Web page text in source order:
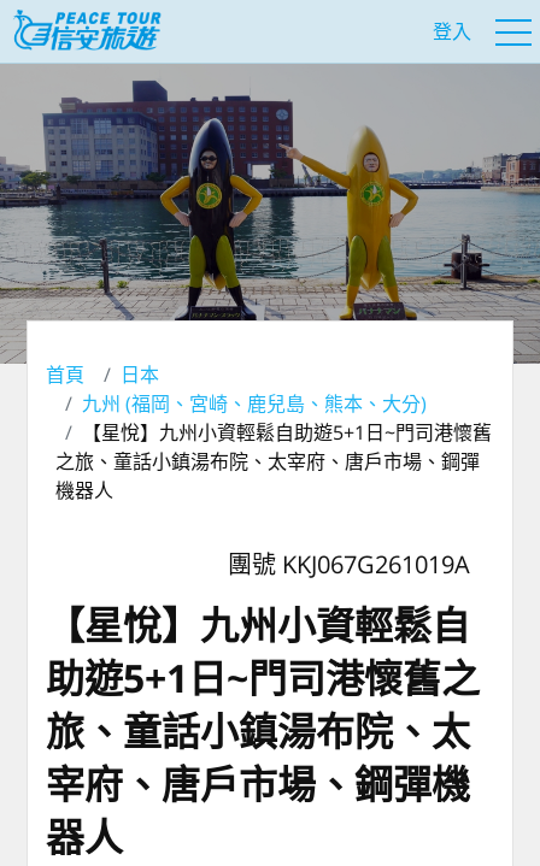
登入
首頁
日本
九州 (福岡、宮崎、鹿兒島、熊本、大分)
【星悅】九州小資輕鬆自助遊5+1日~門司港懷舊
之旅、童話小鎮湯布院、太宰府、唐戶市場、鋼彈
機器人
團號 KKJ067G261019A
【星悅】九州小資輕鬆自
助遊5+1日~門司港懷舊之
旅、童話小鎮湯布院、太
宰府、唐戶市場、鋼彈機
器人